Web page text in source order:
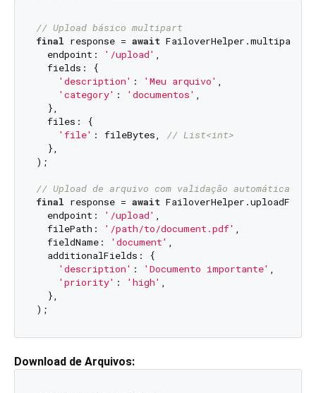
// Upload básico multipart
final response = await
  endpoint:
'/upload' ,
  fields: {
'description' : 'Meu arquivo' ,
'category' : 'documentos' ,
  },
  files: {
'file' : fileBytes, // List<int>
  },
);
// Upload de arquivo com validação automática
final response = await FailoverHelper.uploadFile(
  endpoint:
'/upload' ,
  filePath:
'/path/to/document.pdf' ,
  fieldName:
'document' ,
  additionalFields: {
'description' : 'Documento importante' ,
'priority' : 'high' ,
  },
Download de Arquivos: